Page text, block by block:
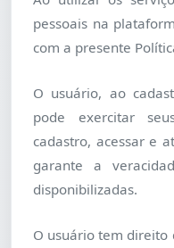
pessoais na
com a presente
O usuário, ao
pode exercitar
cadastro, acessar e
garante a
disponibilizadas.
O usuário tem direito